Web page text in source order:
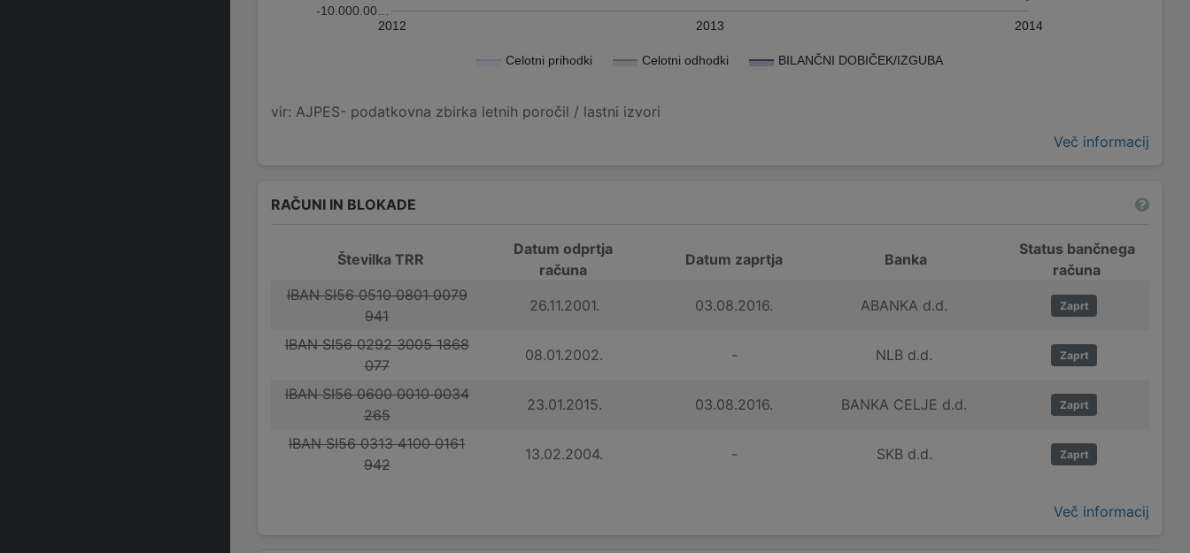
Celotni prihodki Celotni odhodki BILANČNI DOBIČEK/IZGUBA
2012 2013 2014
-10.000.00…
vir: AJPES- podatkovna zbirka letnih poročil / lastni izvori
Več informacij
RAČUNI IN BLOKADE
Številka TRR
Datum odprtja
računa
Datum zaprtja Banka
Status bančnega
računa
IBAN SI56 0510 0801 0079
941
26.11.2001. 03.08.2016. ABANKA d.d. Zaprt
IBAN SI56 0292 3005 1868
077
08.01.2002. - NLB d.d. Zaprt
IBAN SI56 0600 0010 0034
265
23.01.2015. 03.08.2016. BANKA CELJE d.d. Zaprt
IBAN SI56 0313 4100 0161
942
13.02.2004. - SKB d.d. Zaprt
Več informacij